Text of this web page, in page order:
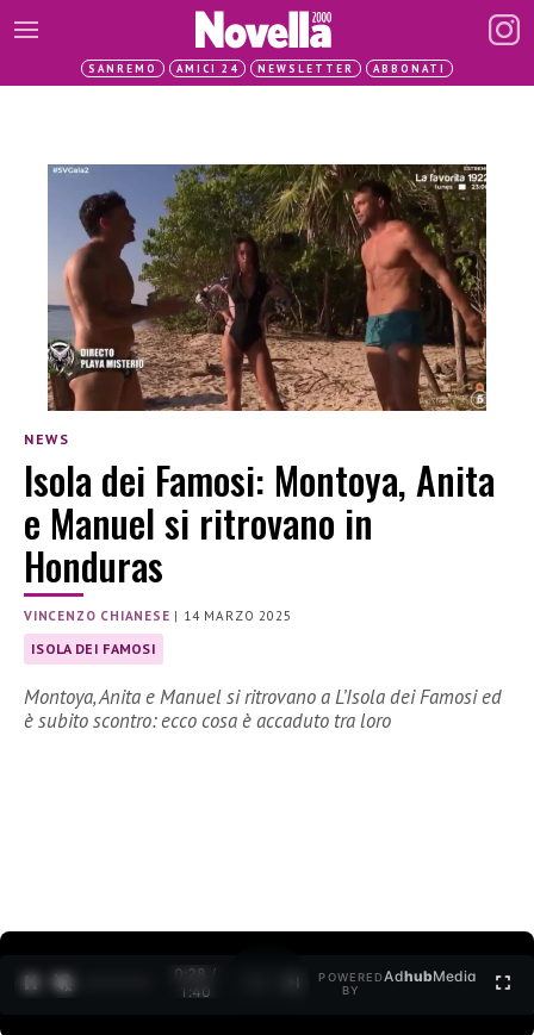
SANREMO AMICI 24 NEWSLETTER ABBONATI
NEWS
Isola dei Famosi: Montoya, Anita
e Manuel si ritrovano in
Honduras
VINCENZO CHIANESE | 14 MARZO 2025
ISOLA DEI FAMOSI
Montoya, Anita e Manuel si ritrovano a L’Isola dei Famosi ed
è subito scontro: ecco cosa è accaduto tra loro
0:29 /
1:40
POWERED
BY
AdhubMedia